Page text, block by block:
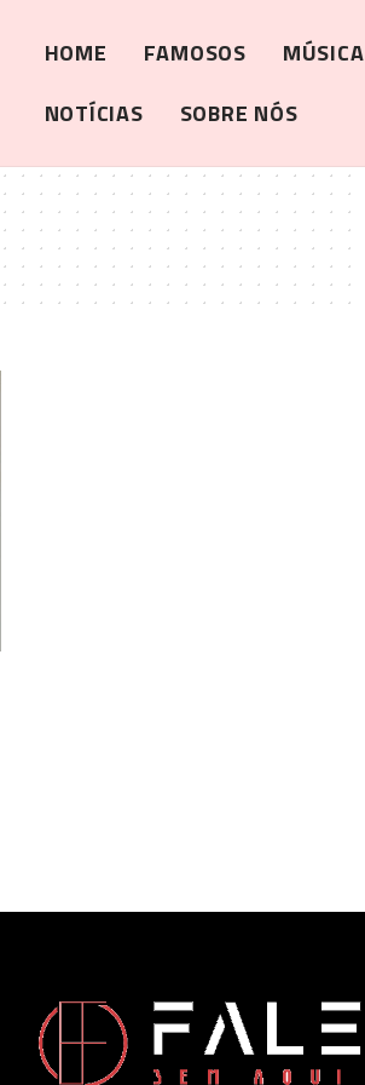
HOME FAMOSOS MÚSICA
NOTÍCIAS
SOBRE NÓS